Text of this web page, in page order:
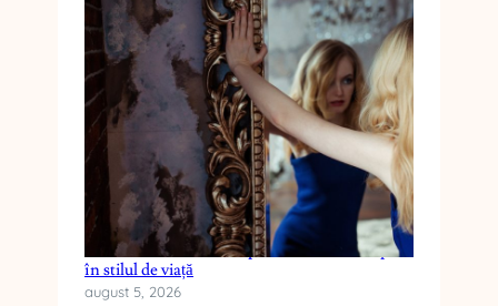
Cum reduci anxietatea prin schimbări simple
în stilul de viață
august 5, 2026